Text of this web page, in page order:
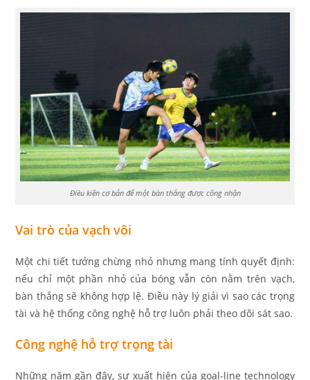
Điều kiện cơ bản để một bàn thắng được công nhận
Vai trò của vạch vôi
Một chi tiết tưởng chừng nhỏ nhưng mang tính quyết định:
nếu chỉ một phần nhỏ của bóng vẫn còn nằm trên vạch,
bàn thắng sẽ không hợp lệ. Điều này lý giải vì sao các trọng
tài và hệ thống công nghệ hỗ trợ luôn phải theo dõi sát sao.
Công nghệ hỗ trợ trọng tài
Những năm gần đây, sự xuất hiện của goal-line technology